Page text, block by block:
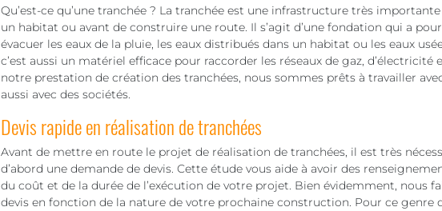
Qu’est-ce qu’une tranchée ? La tranchée est une infrastructure très
un habitat ou avant de construire une route. Il s’agit d’une fondation qui a
évacuer les eaux de la pluie, les eaux distribués dans un habitat ou les eaux
c’est aussi un matériel efficace pour raccorder les réseaux de gaz, d’électricité
notre prestation de création des tranchées, nous sommes prêts à travailler
aussi avec des sociétés.
Devis rapide en réalisation de tranchées
Avant de mettre en route le projet de réalisation de tranchées, il est très
d’abord une demande de devis. Cette étude vous aide à avoir des
du coût et de la durée de l’exécution de votre projet. Bien évidemment, nous
devis en fonction de la nature de votre prochaine construction. Pour ce genre